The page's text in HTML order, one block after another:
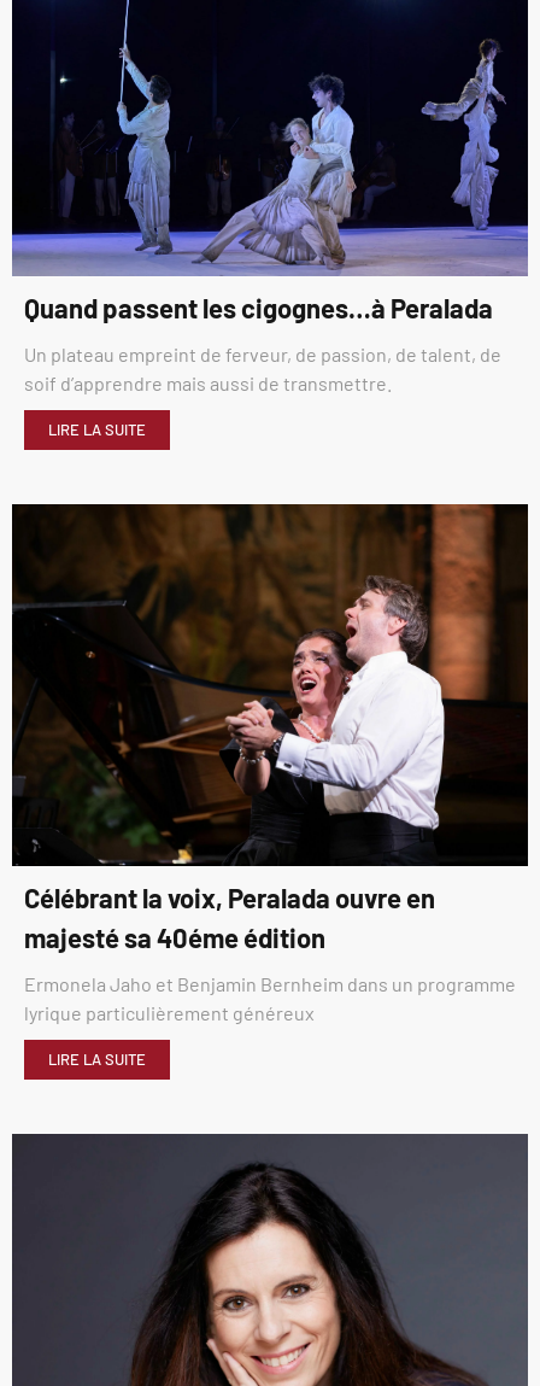
Quand passent les cigognes…à Peralada
Un plateau empreint de ferveur, de passion, de talent, de
soif d’apprendre mais aussi de transmettre.
LIRE LA SUITE
Célébrant la voix, Peralada ouvre en
majesté sa 40éme édition
Ermonela Jaho et Benjamin Bernheim dans un programme
lyrique particulièrement généreux
LIRE LA SUITE